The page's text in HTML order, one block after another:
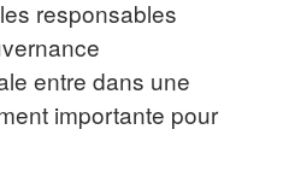
responsables
entre dans une
importante pour